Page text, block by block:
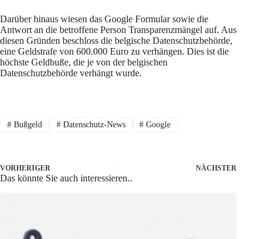
Darüber hinaus wiesen das Google Formular sowie die
Antwort an die betroffene Person Transparenzmängel auf. Aus
diesen Gründen beschloss die belgische Datenschutzbehörde,
eine Geldstrafe von 600.000 Euro zu verhängen. Dies ist die
höchste Geldbuße, die je von der belgischen
Datenschutzbehörde verhängt wurde.
#Bußgeld #Datenschutz-News # Google
VORHERIGER NÄCHSTER
Das könnte Sie auch interessieren..